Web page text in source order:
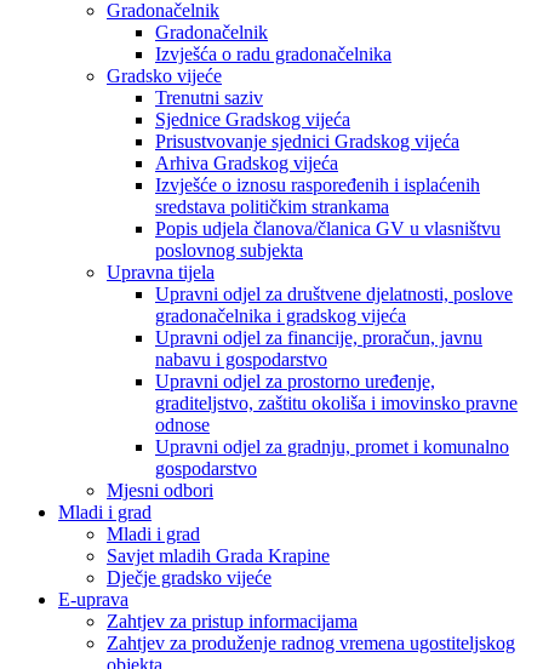
Gradonačelnik
Gradonačelnik
Izvješća o radu gradonačelnika
Gradsko vijeće
Trenutni saziv
Sjednice Gradskog vijeća
Prisustvovanje sjednici Gradskog vijeća
Arhiva Gradskog vijeća
Izvješće o iznosu raspoređenih i isplaćenih
sredstava političkim strankama
Popis udjela članova/članica GV u vlasništvu
poslovnog subjekta
Upravna tijela
Upravni odjel za društvene djelatnosti, poslove
gradonačelnika i gradskog vijeća
Upravni odjel za financije, proračun, javnu
nabavu i gospodarstvo
Upravni odjel za prostorno uređenje,
graditeljstvo, zaštitu okoliša i imovinsko pravne
odnose
Upravni odjel za gradnju, promet i komunalno
gospodarstvo
Mjesni odbori
Mladi i grad
Mladi i grad
Savjet mladih Grada Krapine
Dječje gradsko vijeće
E-uprava
Zahtjev za pristup informacijama
Zahtjev za produženje radnog vremena ugostiteljskog
objekta